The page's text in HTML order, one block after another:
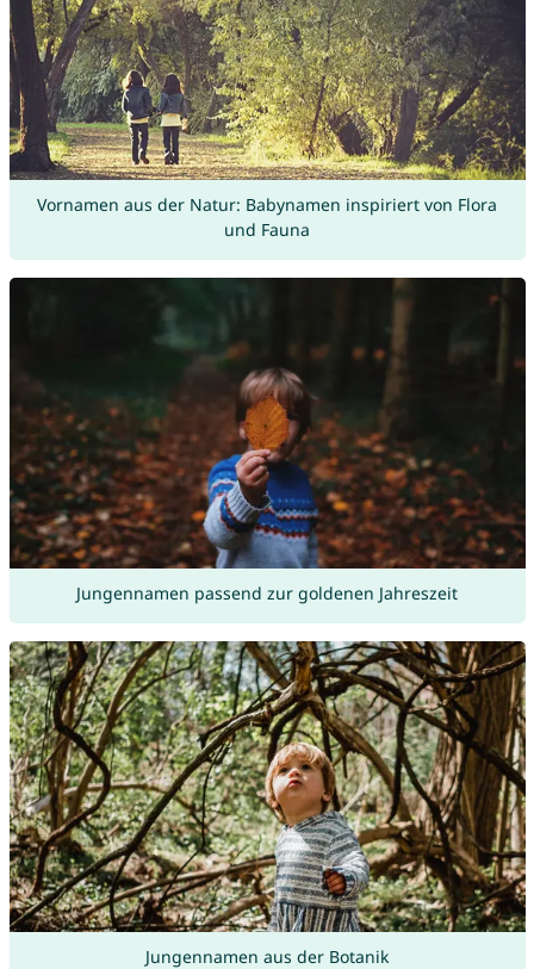
Vornamen aus der Natur: Babynamen inspiriert von Flora
und Fauna
Jungennamen passend zur goldenen Jahreszeit
Jungennamen aus der Botanik